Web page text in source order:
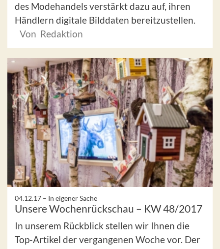
des Modehandels verstärkt dazu auf, ihren
Händlern digitale Bilddaten bereitzustellen.
Von Redaktion
04.12.17 – In eigener Sache
Unsere Wochenrückschau – KW 48/2017
In unserem Rückblick stellen wir Ihnen die
Top-Artikel der vergangenen Woche vor. Der